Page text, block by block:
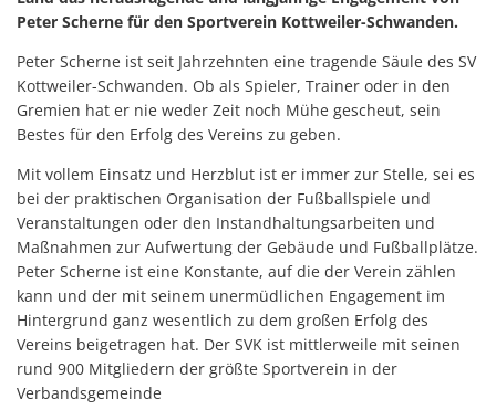
Peter Scherne für den Sportverein Kottweiler-Schwanden.
Peter Scherne ist seit Jahrzehnten eine tragende Säule des SV
Kottweiler-Schwanden. Ob als Spieler, Trainer oder in den
Gremien hat er nie weder Zeit noch Mühe gescheut, sein
Bestes für den Erfolg des Vereins zu geben.
Mit vollem Einsatz und Herzblut ist er immer zur Stelle, sei es
bei der praktischen Organisation der Fußballspiele und
Veranstaltungen oder den Instandhaltungsarbeiten und
Maßnahmen zur Aufwertung der Gebäude und Fußballplätze.
Peter Scherne ist eine Konstante, auf die der Verein zählen
kann und der mit seinem unermüdlichen Engagement im
Hintergrund ganz wesentlich zu dem großen Erfolg des
Vereins beigetragen hat. Der SVK ist mittlerweile mit seinen
rund 900 Mitgliedern der größte Sportverein in der
Verbandsgemeinde